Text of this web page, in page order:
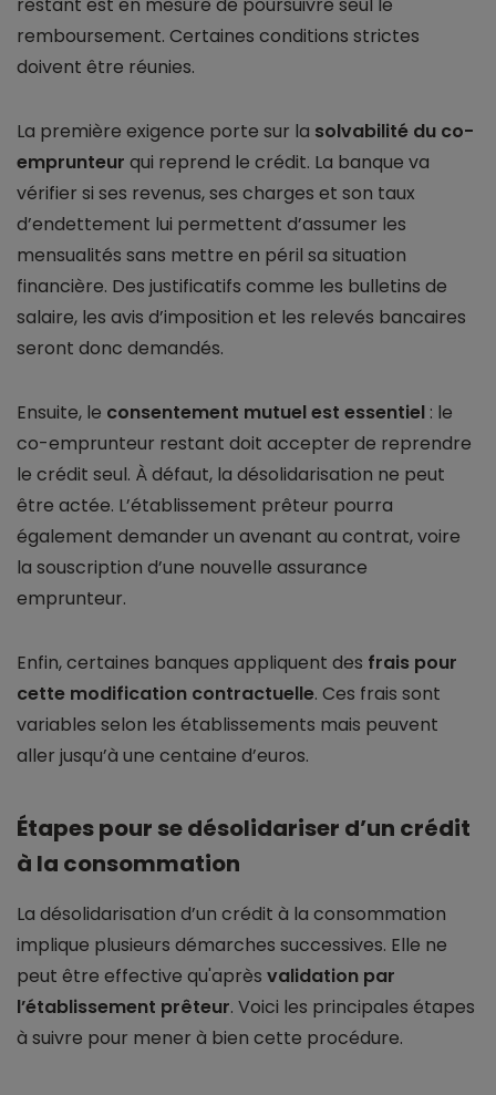
remboursement. Certaines conditions strictes
doivent être réunies.
La première exigence porte sur la solvabilité du co-
emprunteur qui reprend le crédit. La banque va
vérifier si ses revenus, ses charges et son taux
d’endettement lui permettent d’assumer les
mensualités sans mettre en péril sa situation
financière. Des justificatifs comme les bulletins de
salaire, les avis d’imposition et les relevés bancaires
seront donc demandés.
Ensuite, le consentement mutuel est essentiel : le
co-emprunteur restant doit accepter de reprendre
le crédit seul. À défaut, la désolidarisation ne peut
être actée. L’établissement prêteur pourra
également demander un avenant au contrat, voire
la souscription d’une nouvelle assurance
emprunteur.
Enfin, certaines banques appliquent des frais pour
cette modification contractuelle. Ces frais sont
variables selon les établissements mais peuvent
aller jusqu’à une centaine d’euros.
Étapes pour se désolidariser d’un crédit
à la consommation
La désolidarisation d’un crédit à la consommation
implique plusieurs démarches successives. Elle ne
peut être effective qu'après validation par
l’établissement prêteur. Voici les principales étapes
à suivre pour mener à bien cette procédure.